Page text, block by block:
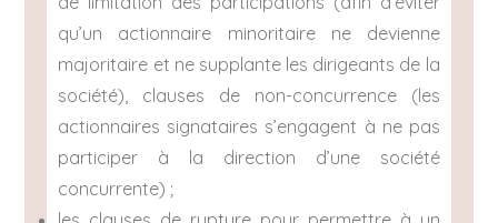
qu’un actionnaire minoritaire ne devienne
majoritaire et ne supplante les dirigeants de la
société), clauses de non-concurrence (les
actionnaires signataires s’engagent à ne pas
participer à la direction d’une société
concurrente) ;